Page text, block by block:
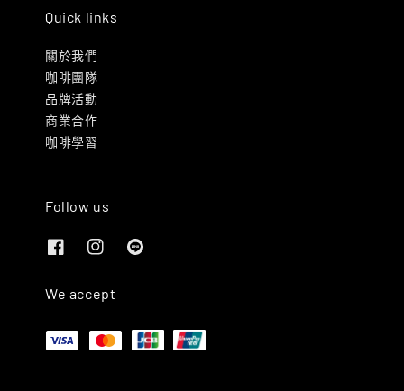
Quick links
關於我們
咖啡團隊
品牌活動
商業合作
咖啡學習
Follow us
We accept